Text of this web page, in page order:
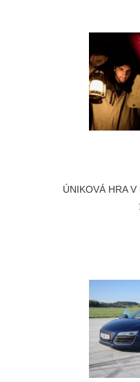
ÚNIKOVÁ HRA